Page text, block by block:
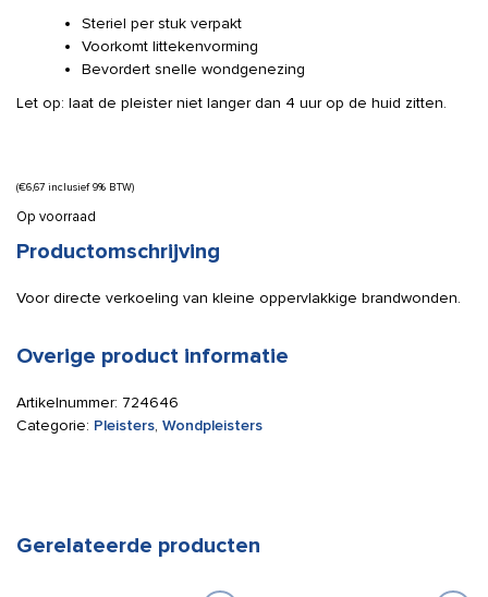
Steriel per stuk verpakt
Voorkomt littekenvorming
Bevordert snelle wondgenezing
Let op: laat de pleister niet langer dan 4 uur op de huid zitten.
(€6,67 inclusief 9% BTW)
Op voorraad
Productomschrijving
Voor directe verkoeling van kleine oppervlakkige brandwonden.
Overige product informatie
Artikelnummer: 724646
Categorie: Pleisters, Wondpleisters
Gerelateerde producten